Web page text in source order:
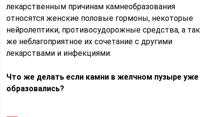
лекарственным причинам камнеобразования
относятся женские половые гормоны, некоторые
нейролептики, противосудорожные средства, а так
же неблагоприятное их сочетание с другими
лекарствами и инфекциями.
Что же делать если камни в желчном пузыре уже
образовались?